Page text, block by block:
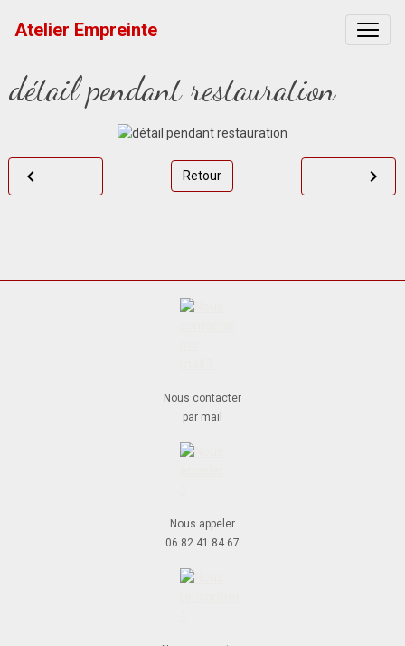
Atelier Empreinte
détail pendant restauration
Retour
Nous contacter
par mail
Nous appeler
06 82 41 84 67